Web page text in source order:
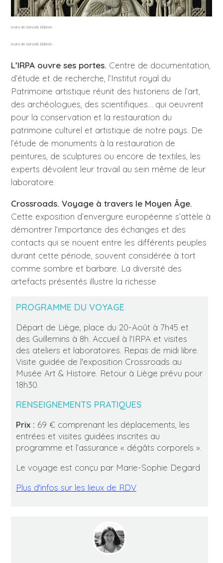
Ivoire de Genoels Elderen
Ivoire de Genoels Elderen
L’IRPA ouvre ses portes. Centre de documentation,
d’étude et de recherche, l’Institut royal du
Patrimoine artistique réunit des historiens de l’art,
des archéologues, des scientifiques… qui oeuvrent
pour la conservation et la restauration du
patrimoine culturel et artistique de notre pays. De
l’étude de monuments à la restauration de
peintures, de sculptures ou encore de textiles, les
experts dévoilent leur travail au sein même de leur
laboratoire.
Crossroads. Voyage à travers le Moyen Âge.
Cette exposition d’envergure européenne s’attèle à
démontrer l’importance des échanges et des
contacts qui se nouent entre les différents peuples
durant cette période, souvent considérée à tort
comme sombre et barbare. La diversité des
artefacts présentés illustre la richesse
PROGRAMME DU VOYAGE
Départ de Liège, place du 20-Août à 7h45 et
des Guillemins à 8h. Accueil à l'IRPA et visites
des ateliers et laboratoires. Repas de midi libre.
Visite guidée de l'exposition Crossroads au
Musée Art & Histoire. Retour à Liège prévu pour
18h30.
RENSEIGNEMENTS PRATIQUES
Prix : 69 € comprenant les déplacements, les
entrées et visites guidées inscrites au
programme et l’assurance « dégâts corporels ».
Le voyage est conçu par Marie-Sophie Degard
Plus d'infos sur les lieux de RDV